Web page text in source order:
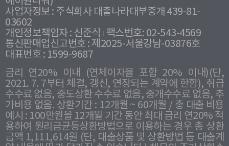
사업자정보 : 주식회사 대출나라대부중개 439-81-
03602
개인정보책임자 : 신준식
팩스번호: 02-543-4569
통신판매업신고번호 : 제2025-서울강남-03876호
대표번호 : 1599-9687
금리 연20% 이내 (연체이자율 포함 20% 이내)(단,
2021. 7. 7부터 체결, 갱신, 연장되는 계약에 한함), 취급
수수료 없음, 중도상환 수수료 없음, 중개수수료 없음, 추
가비용 없음. 상환기간 : 12개월 ~ 60개월 / 총 대출 비용
예시 : 100만원을 12개월 기간 동안 최대 금리 연20% 적
용하여 원리금균등상환방법으로 이용하는 경우 총 상환
금액 1,111,614원 (단, 대출상품 및 상환방법 등 대출계